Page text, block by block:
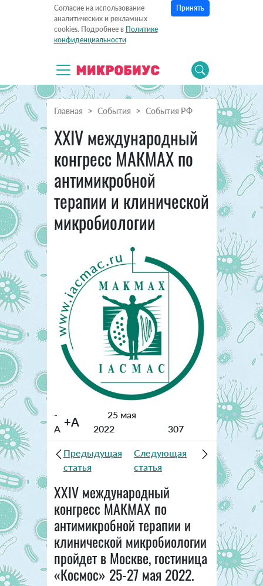
Согласие на использование
аналитических и рекламных
cookies. Подробнее в Политике
конфиденциальности
Принять
Главная События События РФ
XXIV международный
конгресс МАКМАХ по
антимикробной
терапии и клинической
микробиологии
-
A +A
25 мая
2022
307
Предыдущая
статья
Следующая
статья
XXIV международный
конгресс МАКМАХ по
антимикробной терапии и
клинической микробиологии
пройдет в Москве, гостиница
«Космос» 25-27 мая 2022.